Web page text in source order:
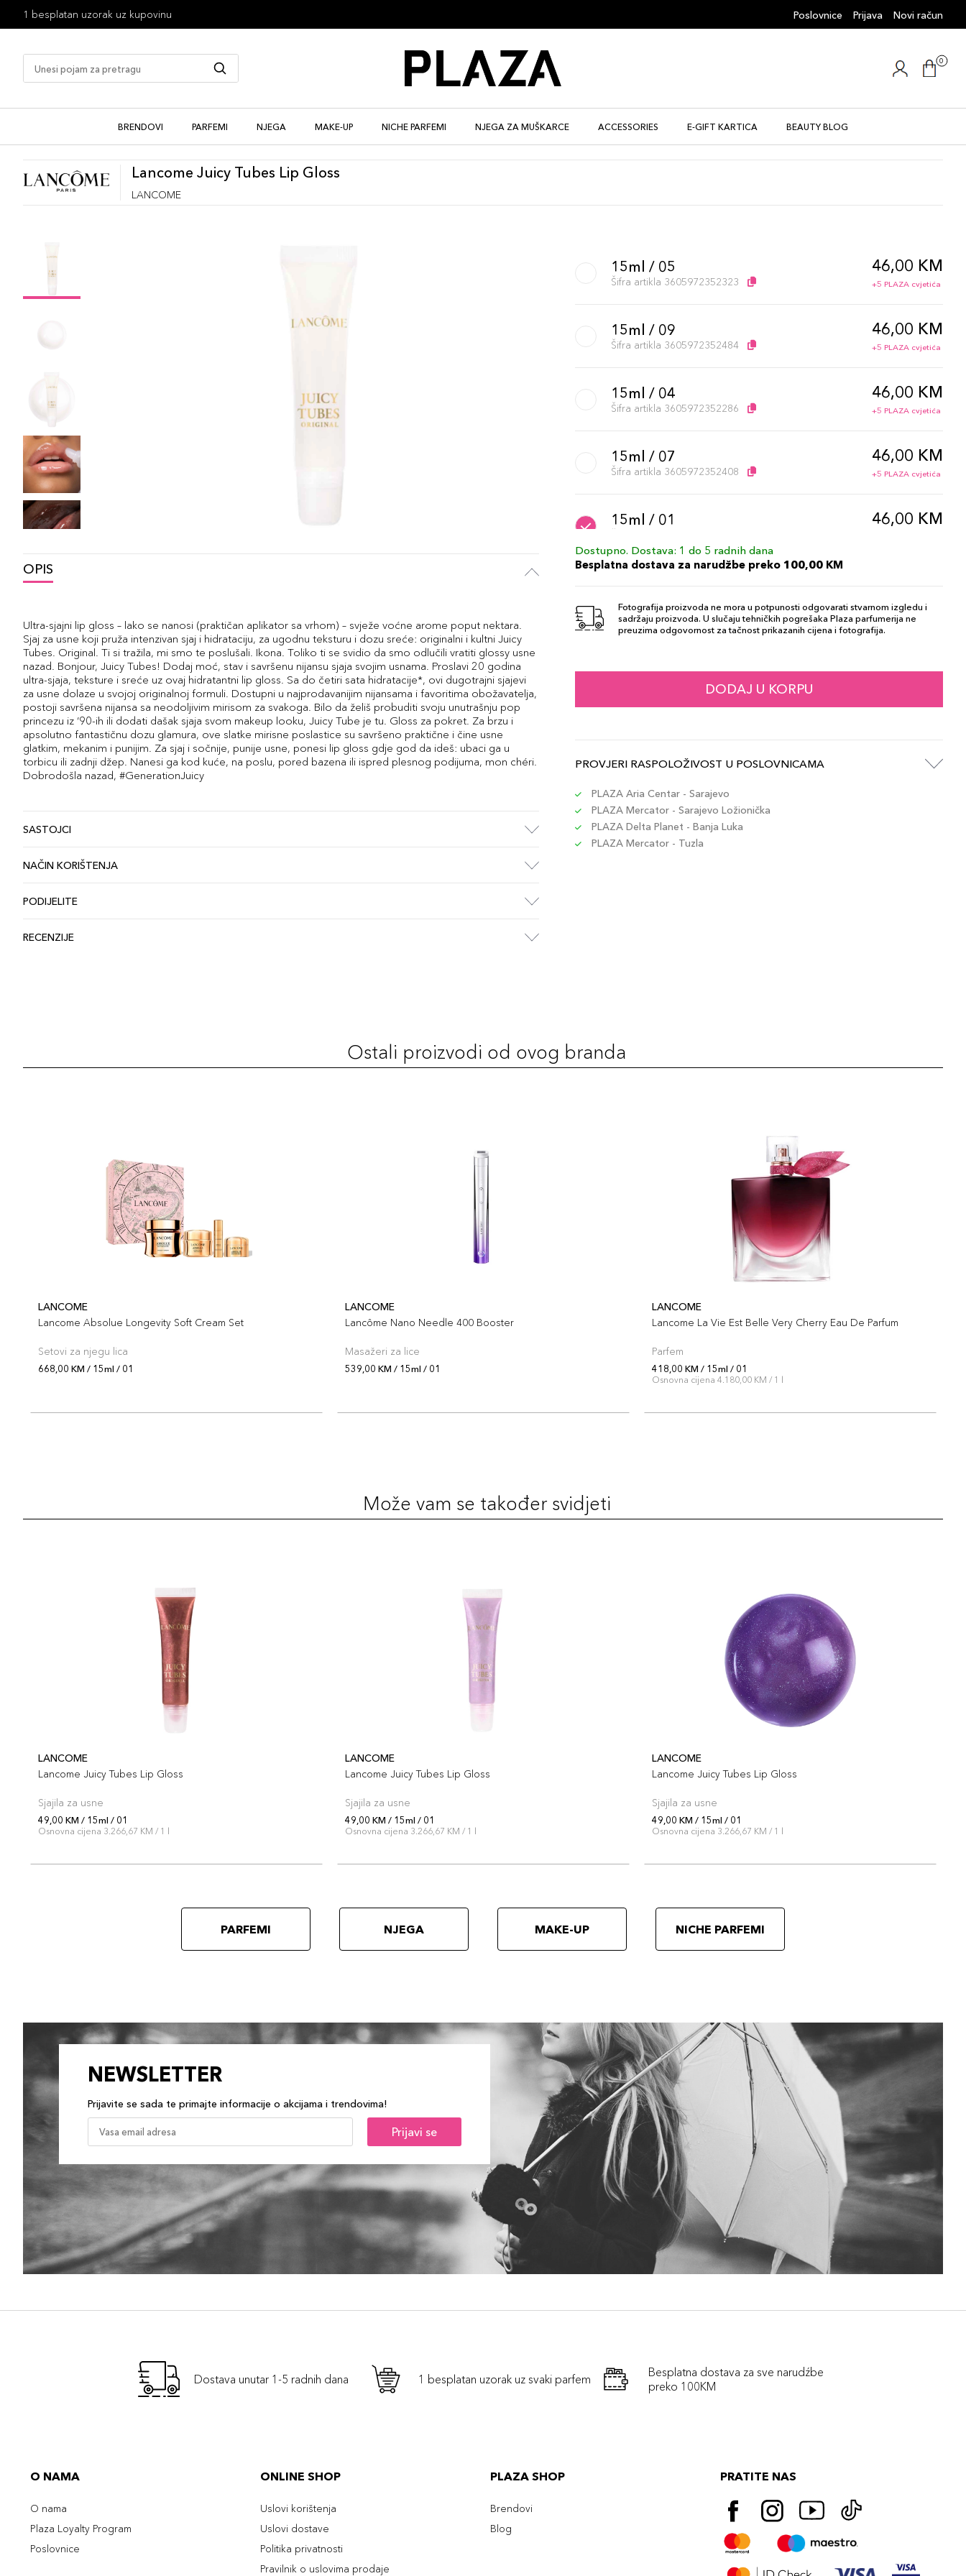
1 besplatan uzorak uz kupovinu Poslovnice Prijava Novi račun
0
BRENDOVI PARFEMI NJEGA MAKE-UP NICHE PARFEMI NJEGA ZA MUŠKARCE ACCESSORIES E-GIFT KARTICA BEAUTY BLOG
Lancome Juicy Tubes Lip Gloss
LANCOME
OPIS
Ultra-sjajni lip gloss – lako se nanosi (praktičan aplikator sa vrhom) – svježe voćne arome poput nektara.
Sjaj za usne koji pruža intenzivan sjaj i hidrataciju, za ugodnu teksturu i dozu sreće: originalni i kultni Juicy
Tubes. Original. Ti si tražila, mi smo te poslušali. Ikona. Toliko ti se svidio da smo odlučili vratiti glossy usne
nazad. Bonjour, Juicy Tubes! Dodaj moć, stav i savršenu nijansu sjaja svojim usnama. Proslavi 20 godina
ultra-sjaja, teksture i sreće uz ovaj hidratantni lip gloss. Sa do četiri sata hidratacije*, ovi dugotrajni sjajevi
za usne dolaze u svojoj originalnoj formuli. Dostupni u najprodavanijim nijansama i favoritima obožavatelja,
postoji savršena nijansa sa neodoljivim mirisom za svakoga. Bilo da želiš probuditi svoju unutrašnju pop
princezu iz ’90-ih ili dodati dašak sjaja svom makeup looku, Juicy Tube je tu. Gloss za pokret. Za brzu i
apsolutno fantastičnu dozu glamura, ove slatke mirisne poslastice su savršeno praktične i čine usne
glatkim, mekanim i punijim. Za sjaj i sočnije, punije usne, ponesi lip gloss gdje god da ideš: ubaci ga u
torbicu ili zadnji džep. Nanesi ga kod kuće, na poslu, pored bazena ili ispred plesnog podijuma, mon chéri.
Dobrodošla nazad, #GenerationJuicy
SASTOJCI
NAČIN KORIŠTENJA
PODIJELITE
RECENZIJE
15ml / 05
Šifra artikla 3605972352323
46,00 KM
+5 PLAZA cvjetića
15ml / 09
Šifra artikla 3605972352484
46,00 KM
+5 PLAZA cvjetića
15ml / 04
Šifra artikla 3605972352286
46,00 KM
+5 PLAZA cvjetića
15ml / 07
Šifra artikla 3605972352408
46,00 KM
+5 PLAZA cvjetića
15ml / 01 46,00 KM
15ml / 20 49,00 KM
15ml / 27
Šifra artikla 3614274789287
49,00 KM
15ml / 15
Šifra artikla 3614274789294
Dostupno. Dostava: 1 do 5 radnih dana
Besplatna dostava za narudžbe preko 100,00 KM
Fotografija proizvoda ne mora u potpunosti odgovarati stvarnom izgledu i
sadržaju proizvoda. U slučaju tehničkih pogrešaka Plaza parfumerija ne
preuzima odgovornost za tačnost prikazanih cijena i fotografija.
DODAJ U KORPU
PROVJERI RASPOLOŽIVOST U POSLOVNICAMA
PLAZA Aria Centar - Sarajevo
PLAZA Mercator - Sarajevo Ložionička
PLAZA Delta Planet - Banja Luka
PLAZA Mercator - Tuzla
Ostali proizvodi od ovog branda
LANCOME
Lancome Absolue Longevity Soft Cream Set
Setovi za njegu lica
668,00 KM / 15ml / 01
LANCOME
Lancôme Nano Needle 400 Booster
Masažeri za lice
539,00 KM / 15ml / 01
LANCOME
Lancome La Vie Est Belle Very Cherry Eau De Parfum
Parfem
418,00 KM / 15ml / 01
Osnovna cijena 4.180,00 KM / 1 l
Može vam se također svidjeti
LANCOME
Lancome Juicy Tubes Lip Gloss
Sjajila za usne
49,00 KM / 15ml / 01
Osnovna cijena 3.266,67 KM / 1 l
LANCOME
Lancome Juicy Tubes Lip Gloss
Sjajila za usne
49,00 KM / 15ml / 01
Osnovna cijena 3.266,67 KM / 1 l
LANCOME
Lancome Juicy Tubes Lip Gloss
Sjajila za usne
49,00 KM / 15ml / 01
Osnovna cijena 3.266,67 KM / 1 l
PARFEMI NJEGA MAKE-UP NICHE PARFEMI
NEWSLETTER
Prijavite se sada te primajte informacije o akcijama i trendovima!
Prijavi se
Dostava unutar 1-5 radnih dana 1 besplatan uzorak uz svaki parfem
Besplatna dostava za sve narudźbe
preko 100KM
O NAMA
O nama
Plaza Loyalty Program
Poslovnice
ONLINE SHOP
Uslovi korištenja
Uslovi dostave
Politika privatnosti
Pravilnik o uslovima prodaje
PLAZA SHOP
Brendovi
Blog
PRATITE NAS